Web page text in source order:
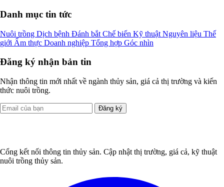
Danh mục tin tức
Nuôi trồng Dịch bệnh Đánh bắt Chế biến Kỹ thuật Nguyên liệu Thế
giới Ẩm thực Doanh nghiệp Tổng hợp Góc nhìn
Đăng ký nhận bản tin
Nhận thông tin mới nhất về ngành thủy sản, giá cả thị trường và kiến
thức nuôi trồng.
Đăng ký
Cổng kết nối thông tin thủy sản. Cập nhật thị trường, giá cả, kỹ thuật
nuôi trồng thủy sản.